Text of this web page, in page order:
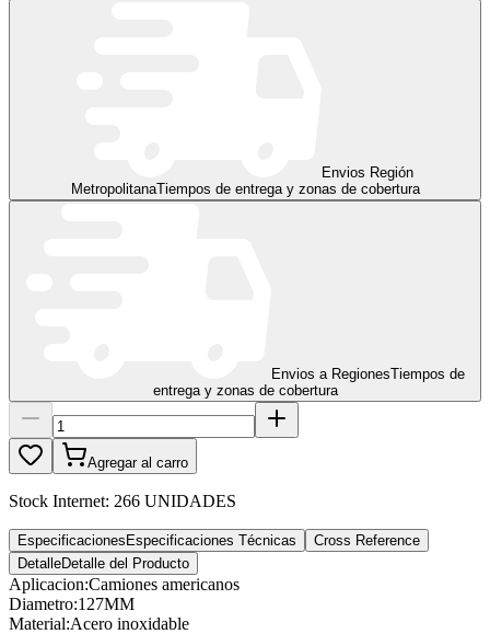
Envios Región
MetropolitanaTiempos de entrega y zonas de cobertura
Envios a RegionesTiempos de
entrega y zonas de cobertura
Agregar al carro
Stock Internet: 266 UNIDADES
Especificaciones Especificaciones Técnicas
Cross Reference
DetalleDetalle del Producto
Aplicacion:Camiones americanos
Diametro:127MM
Material:Acero inoxidable